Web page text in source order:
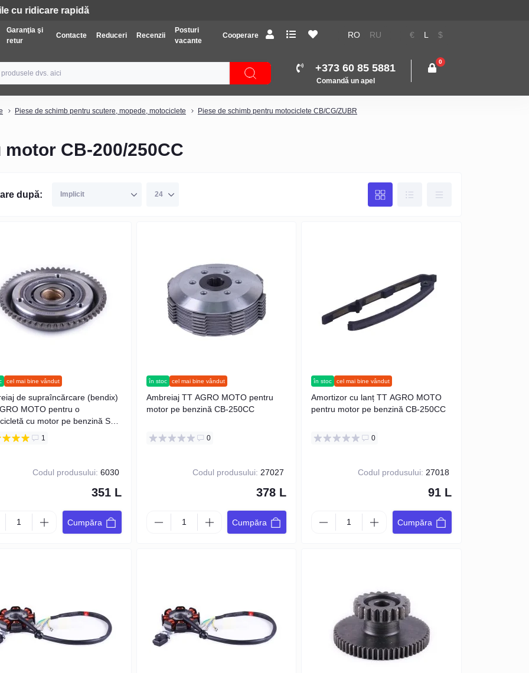
Tehnică: Livrare gratuită
Garanţia şi
retur
Contacte Reduceri Recenzii
Posturi
vacante
Cooperare RO RU € L $
+373 60 85 5881
Comandă un apel
0
Piese de schimb pentru scutere, mopede, motociclete
Piese de schimb pentru motociclete CB/CG/ZUBR
CB-200/250CC
după:
cel mai bine vândut
de supraîncărcare (bendix)
MOTO pentru o
cu motor pe benzină SV-
1
Codul produsului: 6030
351 L
Cumpăra
în stoc cel mai bine vândut
Ambreiaj TT AGRO MOTO pentru
motor pe benzină CB-250CC
0
Codul produsului: 27027
378 L
Cumpăra
în stoc cel mai bine vândut
Amortizor cu lanț TT AGRO MOTO
pentru motor pe benzină CB-250CC
0
Codul produsului: 27018
91 L
Cumpăra